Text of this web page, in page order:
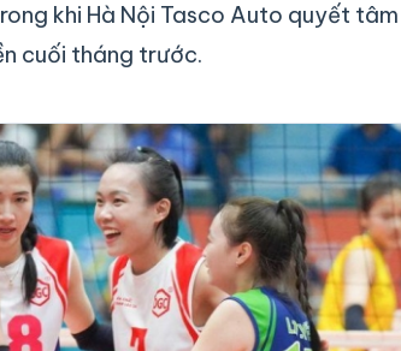
khi Hà Nội Tasco Auto quyết
cuối tháng trước.